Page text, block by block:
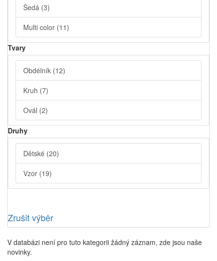
Šedá (3)
Multi color (11)
Tvary
Obdélník (12)
Kruh (7)
Ovál (2)
Druhy
Dětské (20)
Vzor (19)
Zrušit výběr
V databázi není pro tuto kategorii žádný záznam, zde jsou naše
novinky.